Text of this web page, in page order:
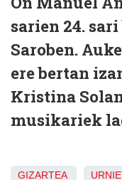
sarien 24.
Saroben.
ere bertan
Kristina
musikariek
GIZARTEA